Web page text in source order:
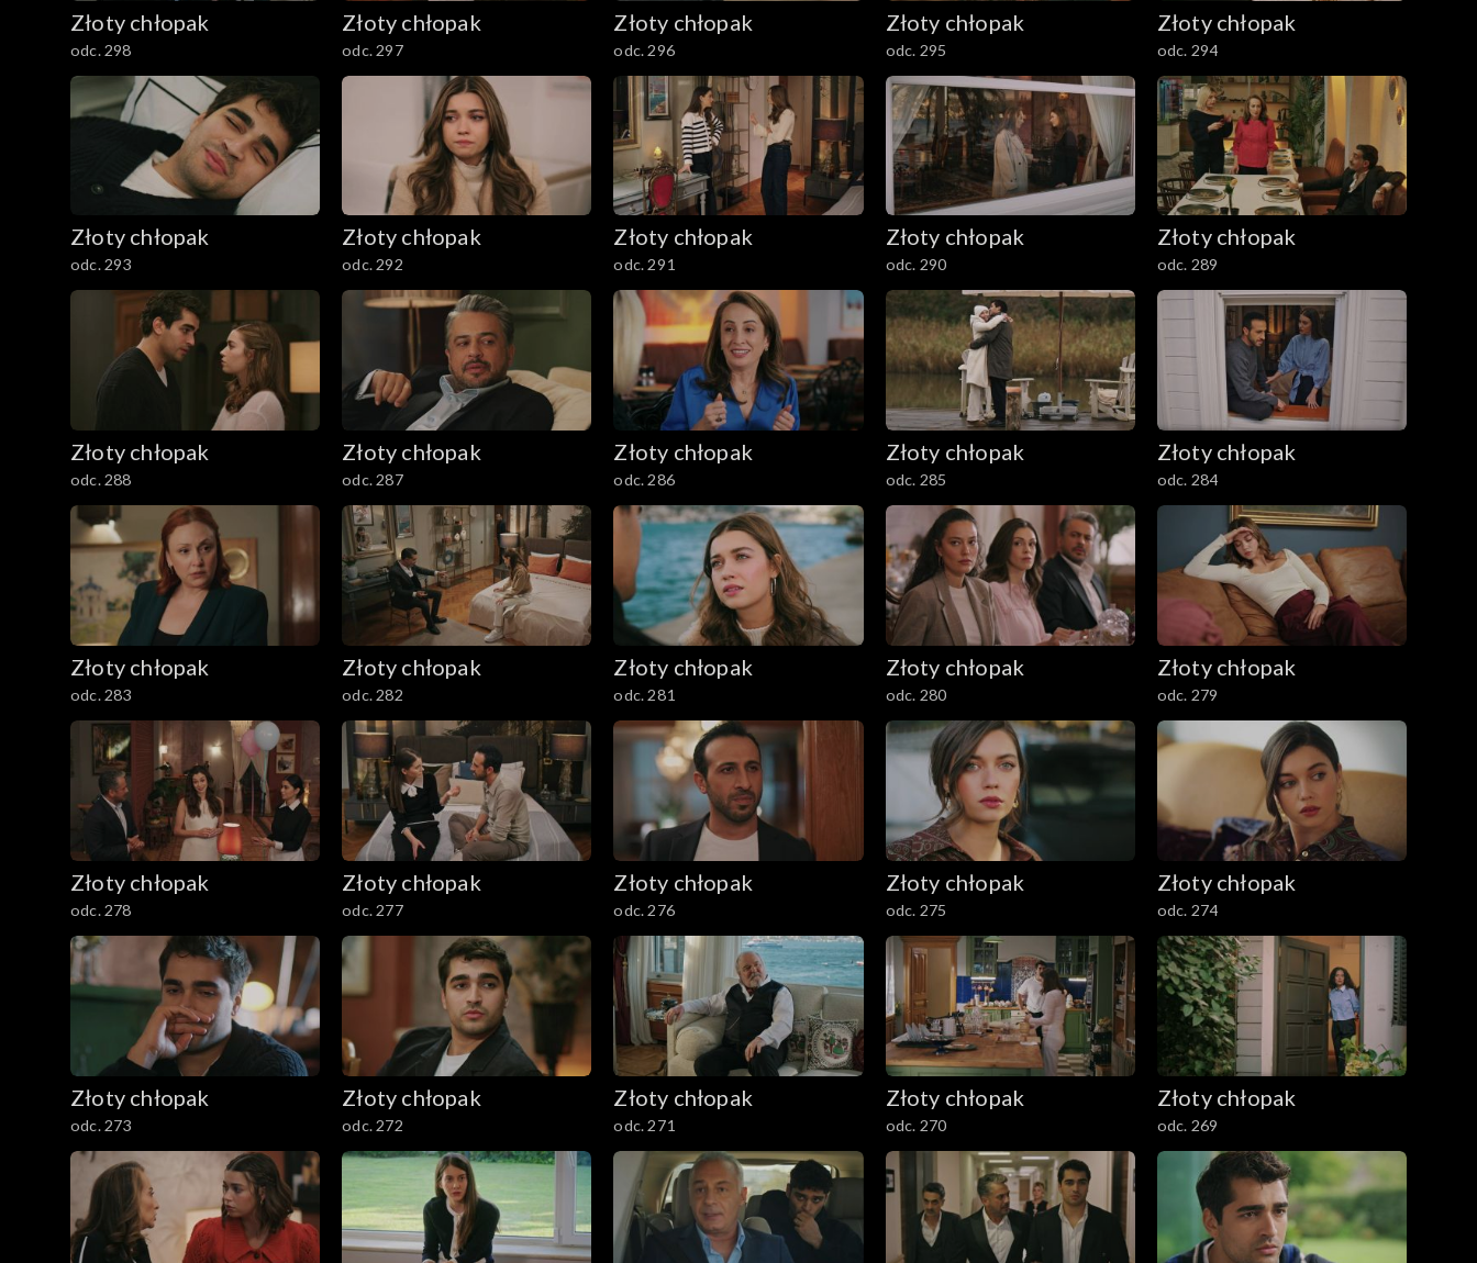
Złoty chłopak
odc. 298
Złoty chłopak
odc. 297
Złoty chłopak
odc. 296
Złoty chłopak
odc. 295
Złoty chłopak
odc. 294
Złoty chłopak
odc. 293
Złoty chłopak
odc. 292
Złoty chłopak
odc. 291
Złoty chłopak
odc. 290
Złoty chłopak
odc. 289
Złoty chłopak
odc. 288
Złoty chłopak
odc. 287
Złoty chłopak
odc. 286
Złoty chłopak
odc. 285
Złoty chłopak
odc. 284
Złoty chłopak
odc. 283
Złoty chłopak
odc. 282
Złoty chłopak
odc. 281
Złoty chłopak
odc. 280
Złoty chłopak
odc. 279
Złoty chłopak
odc. 278
Złoty chłopak
odc. 277
Złoty chłopak
odc. 276
Złoty chłopak
odc. 275
Złoty chłopak
odc. 274
Złoty chłopak
odc. 273
Złoty chłopak
odc. 272
Złoty chłopak
odc. 271
Złoty chłopak
odc. 270
Złoty chłopak
odc. 269